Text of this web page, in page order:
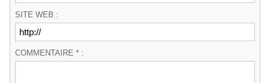
SITE WEB :
COMMENTAIRE * :